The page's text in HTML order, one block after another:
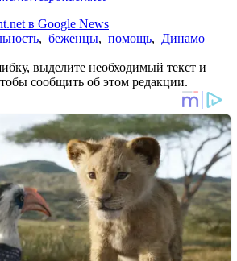
в Google News
, беженцы, помощь, Динамо
выделите необходимый текст и
сообщить об этом редакции.